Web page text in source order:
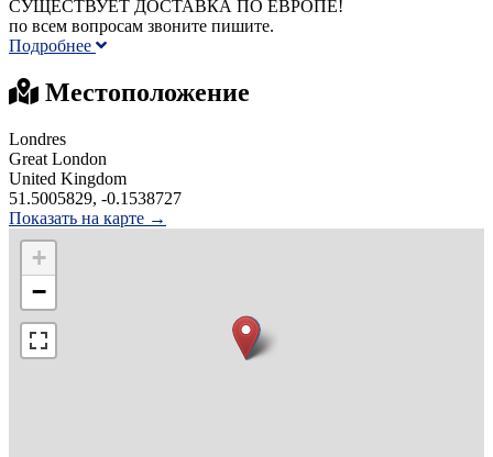
СУЩЕСТВУЕТ ДОСТАВКА ПО ЕВРОПЕ!
по всем вопросам звоните пишите.
Подробнее
Местоположение
Londres
Great London
United Kingdom
51.5005829, -0.1538727
Показать на карте →
+
−